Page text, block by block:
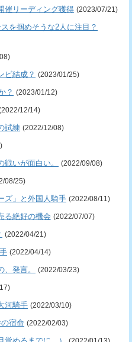
催リーディング獲得 (2023/07/21)
を掴めそうな2人に注目？
ビ結成？ (2023/01/25)
？ (2023/01/12)
12/14)
試練 (2022/12/08)
いが面白い。 (2022/09/08)
08/25)
ズ」と外国人騎手 (2022/08/11)
る絶好の機会 (2022/07/07)
(2022/04/21)
(2022/04/14)
発言。 (2022/03/23)
河騎手 (2022/03/10)
宿命 (2022/02/03)